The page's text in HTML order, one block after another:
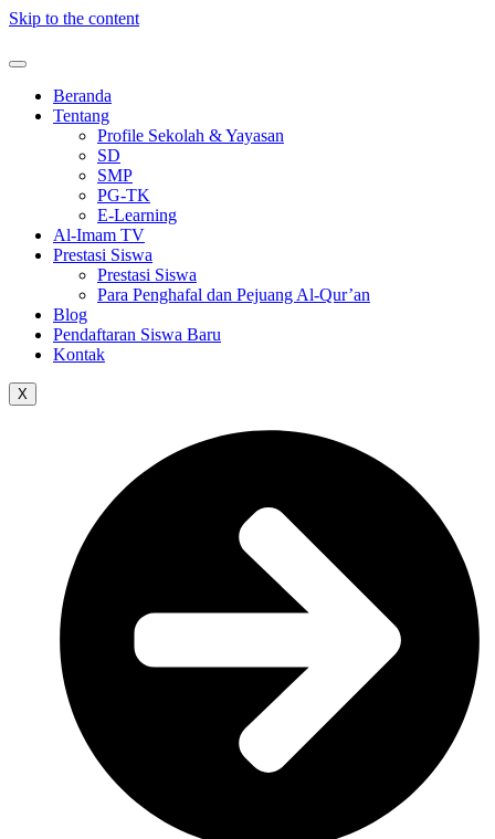
Skip to the content
Beranda
Tentang
Profile Sekolah & Yayasan
SD
SMP
PG-TK
E-Learning
Al-Imam TV
Prestasi Siswa
Prestasi Siswa
Para Penghafal dan Pejuang Al-Qur’an
Blog
Pendaftaran Siswa Baru
Kontak
X